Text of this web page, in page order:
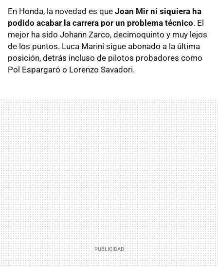
En Honda, la novedad es que Joan Mir ni siquiera ha
podido acabar la carrera por un problema técnico. El
mejor ha sido Johann Zarco, decimoquinto y muy lejos
de los puntos. Luca Marini sigue abonado a la última
posición, detrás incluso de pilotos probadores como
Pol Espargaró o Lorenzo Savadori.